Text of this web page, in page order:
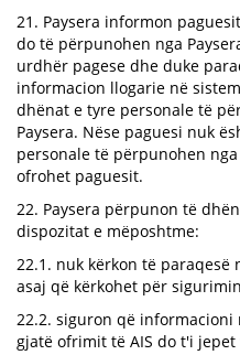
21. Paysera informon
do të përpunohen nga
urdhër pagese dhe duke
informacion llogarie në
dhënat e tyre personale të
Paysera. Nëse paguesi nuk
personale të përpunohen
ofrohet paguesit.
22. Paysera përpunon të
dispozitat e mëposhtme:
22.1. nuk kërkon të
asaj që kërkohet për sigurimin
22.2. siguron që
gjatë ofrimit të AIS do t'i